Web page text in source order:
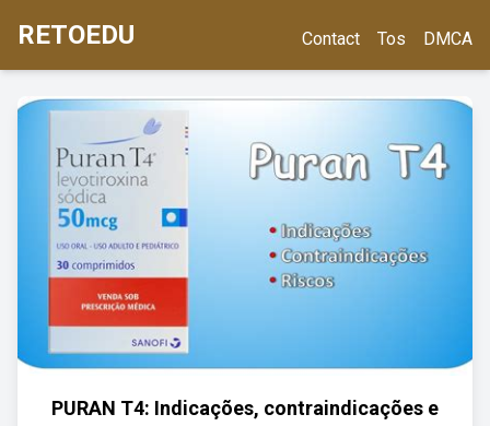
RETOEDU Contact Tos DMCA
PURAN T4: Indicações, contraindicações e